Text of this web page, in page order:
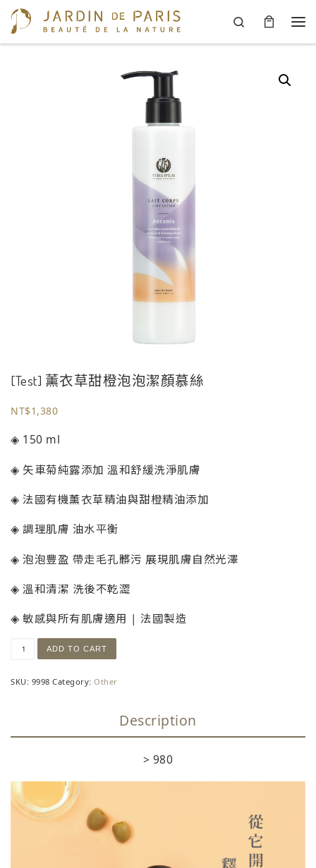
Skip to content Search
[Test] 薰衣草甜橙泡泡潔顏慕絲
NT$1,380
◈ 150 ml
◈ 矢車菊純露添加 溫和舒緩洗淨肌膚
◈ 法國有機薰衣草精油與甜橙精油添加
◈ 調理肌膚 油水平衡
◈ 泡泡豐盈 帶走毛孔髒污 展現肌膚自然光澤
◈ 溫和清潔 洗後不乾澀
◈ 敏感與所有肌膚適用 | 法國製造
ADD TO CART
SKU: 9998 Category: Other
Description
> 980